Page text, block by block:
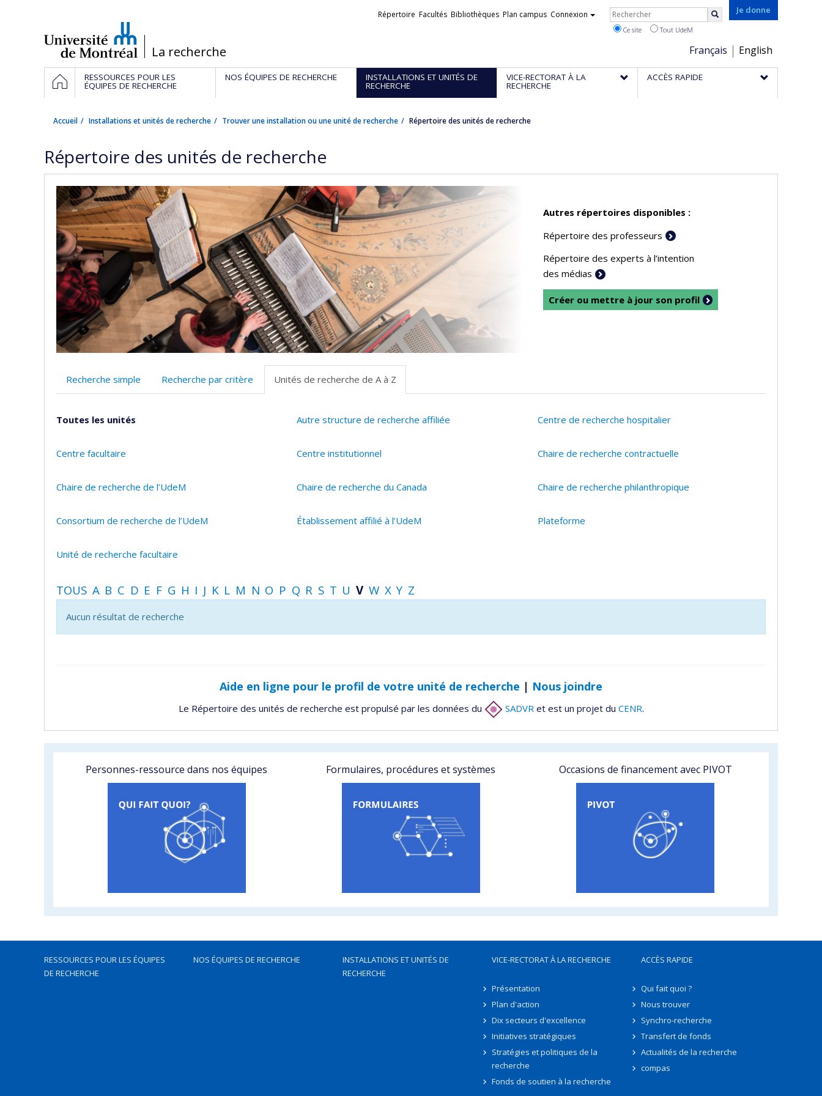
/La recherche
Je donne
Choix
de
la
Français English
Liens
Répertoire Facultés Bibliothèques Plan campus Connexion Rechercher
Ce site Tout UdeM
Navigation
principale
ACCUEILRESSOURCES POUR LES
ÉQUIPES DE RECHERCHE
NOS ÉQUIPES DE RECHERCHE INSTALLATIONS ET UNITÉS DE
RECHERCHE
VICE-RECTORAT À LA
RECHERCHE
ACCÈS RAPIDE
Accueil Installations et unités de recherche Trouver une installation ou une unité de recherche Répertoire des unités de recherche
Répertoire des unités de recherche
Autres répertoires disponibles :
Répertoire des professeurs
Répertoire des experts à l’intention
des médias
Créer ou mettre à jour son profil
Recherche simple Recherche par critère Unités de recherche de A à Z
Toutes les unités Autre structure de recherche affiliée Centre de recherche hospitalier
Centre facultaire Centre institutionnel Chaire de recherche contractuelle
Chaire de recherche de l’UdeM Chaire de recherche du Canada Chaire de recherche philanthropique
Consortium de recherche de l’UdeM Établissement affilié à l’UdeM Plateforme
Unité de recherche facultaire
TOUS A B C D E F G H I J K L M N O P Q R S T U V W X Y Z
Aucun résultat de recherche
Aide en ligne pour le profil de votre unité de recherche | Nous joindre
Le Répertoire des unités de recherche est propulsé par les données du SADVR et est un projet du CENR.
Personnes-ressource dans nos équipes Formulaires, procédures et systèmes Occasions de financement avec PIVOT
RESSOURCES POUR LES ÉQUIPES
DE RECHERCHE
NOS ÉQUIPES DE RECHERCHE
INSTALLATIONS ET UNITÉS DE
RECHERCHE
VICE-RECTORAT À LA RECHERCHE
Présentation
Plan d'action
Dix secteurs d'excellence
Initiatives stratégiques
Stratégies et politiques de la
recherche
Fonds de soutien à la recherche
ACCÈS RAPIDE
Qui fait quoi ?
Nous trouver
Synchro-recherche
Transfert de fonds
Actualités de la recherche
compas